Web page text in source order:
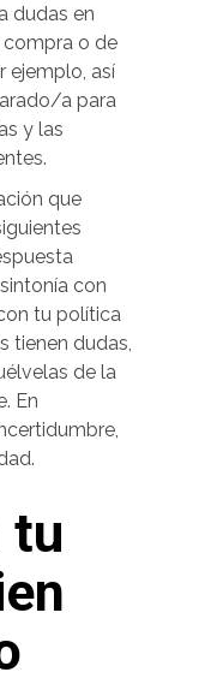
dudas en
o de
ejemplo, así
a para
y las
que
con
tu política
tienen dudas,
de la
En
tu